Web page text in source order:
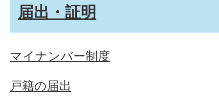
届出・証明
マイナンバー制度
戸籍の届出